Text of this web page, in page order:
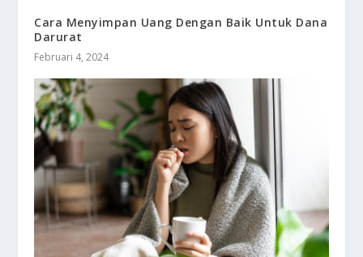
Cara Menyimpan Uang Dengan Baik Untuk Dana
Darurat
Februari 4, 2024